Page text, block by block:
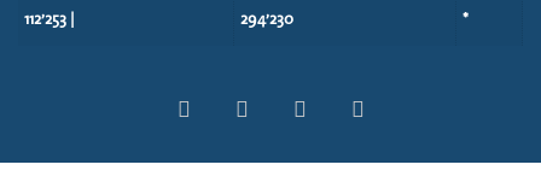
* 294٬230
فيسبوك ‫YouTube